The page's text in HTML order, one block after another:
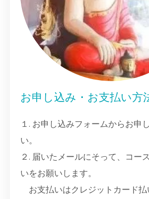
お申し込み・お支払い方
１. お申し込みフォームからお申
い。
２. 届いたメールにそって、コー
いをお願いします。
お支払いはクレジットカード払